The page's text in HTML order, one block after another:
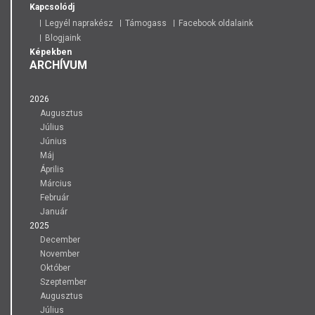
Kapcsolódj
Legyél naprakész
Támogass
Facebook oldalaink
Blogjaink
Képekben
ARCHÍVUM
2026
Augusztus
Július
Június
Máj
Április
Március
Február
Január
2025
December
November
Október
Szeptember
Augusztus
Július